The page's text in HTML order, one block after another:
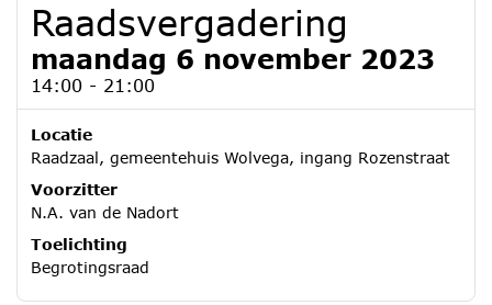
Raadsvergadering
maandag 6 november 2023
14:00 - 21:00
Locatie
Raadzaal, gemeentehuis Wolvega, ingang Rozenstraat
Voorzitter
N.A. van de Nadort
Toelichting
Begrotingsraad